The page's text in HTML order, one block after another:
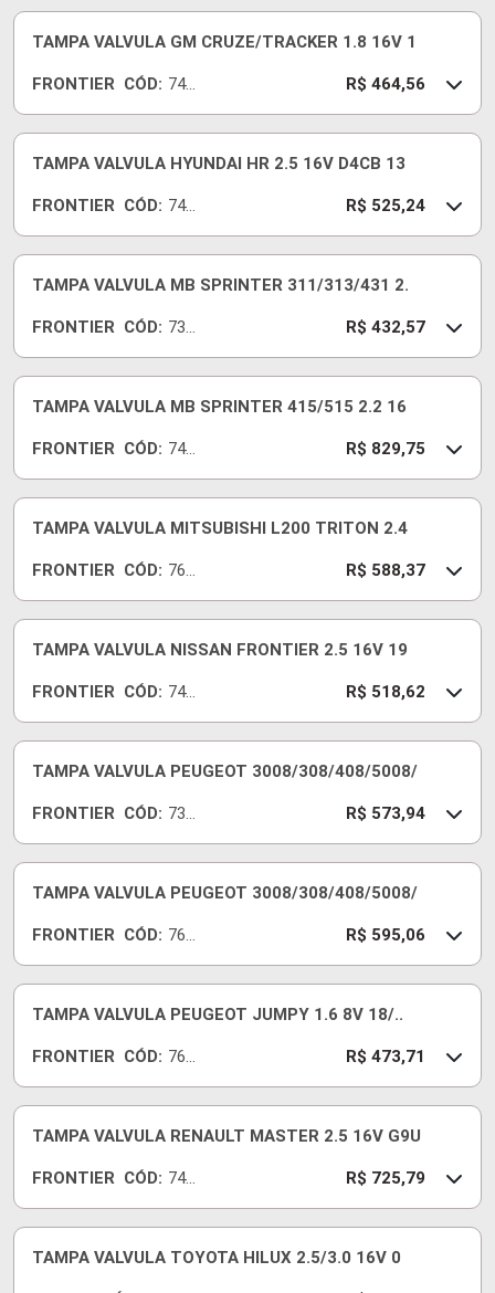
TAMPA VALVULA GM CRUZE/TRACKER 1.8 16V 1
FRONTIER CÓD: 741
R$ 464,56
TAMPA VALVULA HYUNDAI HR 2.5 16V D4CB 13
FRONTIER CÓD: 741
R$ 525,24
TAMPA VALVULA MB SPRINTER 311/313/431 2.
FRONTIER CÓD: 737
R$ 432,57
TAMPA VALVULA MB SPRINTER 415/515 2.2 16
FRONTIER CÓD: 741
R$ 829,75
TAMPA VALVULA MITSUBISHI L200 TRITON 2.4
FRONTIER CÓD: 769
R$ 588,37
TAMPA VALVULA NISSAN FRONTIER 2.5 16V 19
FRONTIER CÓD: 745
R$ 518,62
TAMPA VALVULA PEUGEOT 3008/308/408/5008/
FRONTIER CÓD: 734
R$ 573,94
TAMPA VALVULA PEUGEOT 3008/308/408/5008/
FRONTIER CÓD: 761
R$ 595,06
TAMPA VALVULA PEUGEOT JUMPY 1.6 8V 18/..
FRONTIER CÓD: 761
R$ 473,71
TAMPA VALVULA RENAULT MASTER 2.5 16V G9U
FRONTIER CÓD: 741
R$ 725,79
TAMPA VALVULA TOYOTA HILUX 2.5/3.0 16V 0